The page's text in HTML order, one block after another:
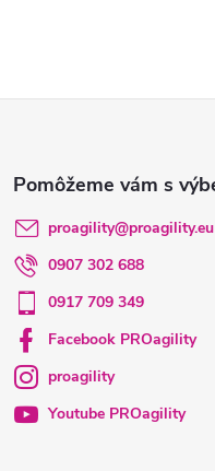
á
p
ä
proagility@proagility.eu
0907 302 688
0917 709 349
Facebook PROagility
proagility
Youtube PROagility